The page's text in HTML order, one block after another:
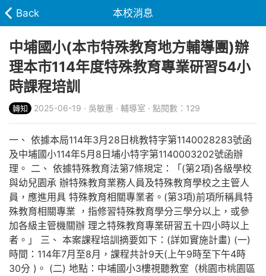
Back 本校消息
中埔國小(本市特殊教育地方輔導團)辦
理本市114年度特殊教育專業研習54小
時課程培訓
轉知 2025-06-19 · 吳敏惠 · 輔導室 · 點閱數：129
一、 依據本局114年3月28日桃教特字第1140028283號函
及中埔國小114年5月8日埔小特字第1140003202號函辦
理。 二、 依據特殊教育法第7條規定：「(第2項)各級學校
與幼兒園承 辦特殊教育業務人員及特殊教育學校之主管人
員，應進用具 特殊教育相關專業者。(第3項)前項所稱具特
殊教育相關專業 ，指修習特殊教育學分三學分以上，或參
加各級主管機關辦 理之特殊教育專業研習五十四小時以上
者。」 三、 本案課程培訓摘要如下：(詳如實施計畫) (一)
時間：114年7月至8月，課程共計9天(上午9時至下午4時
30分 )。 (二) 地點：中埔國小3樓視聽教室（桃園市桃園區